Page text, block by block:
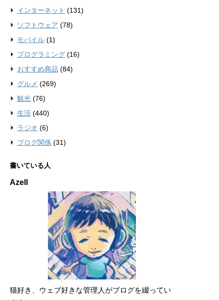
インターネット (131)
ソフトウェア (78)
モバイル (1)
プログラミング (16)
おすすめ商品 (84)
グルメ (269)
観光 (76)
生活 (440)
ラジオ (6)
ブログ関係 (31)
書いている人
Azell
猫好き、ウェブ好きな管理人がブログを綴ってい